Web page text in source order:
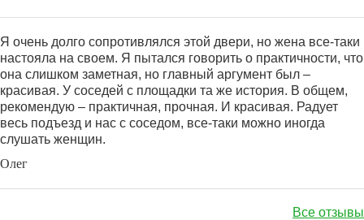
Я очень долго сопротивлялся этой двери, но жена все-таки
настояла на своем. Я пытался говорить о практичности, что
она слишком заметная, но главный аргумент был –
красивая. У соседей с площадки та же история. В общем,
рекомендую – практичная, прочная. И красивая. Радует
весь подъезд и нас с соседом, все-таки можно иногда
слушать женщин.
Олег
Все отзывы